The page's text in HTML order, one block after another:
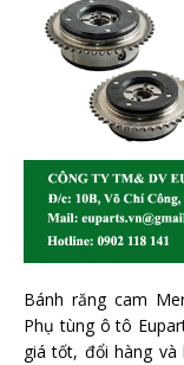
Bánh răng cam
Phụ tùng ô tô
giá tốt, đổi hàng và